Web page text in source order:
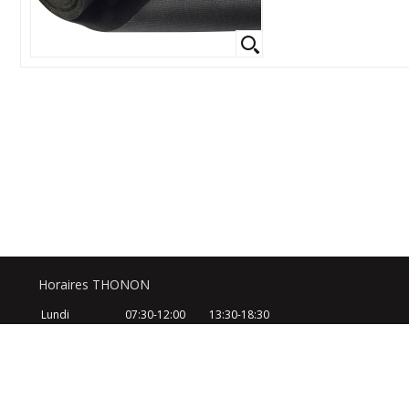
Horaires THONON
Lundi 07:30-12:00
13:30-18:30